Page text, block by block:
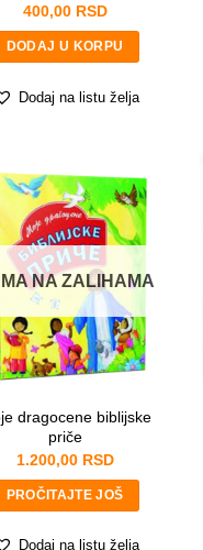
400,00 RSD
DODAJ U KORPU
Dodaj na listu želja
NA ZALIHAMA
dragocene biblijske
priče
1.200,00 RSD
PROČITAJTE JOŠ
Dodaj na listu želja